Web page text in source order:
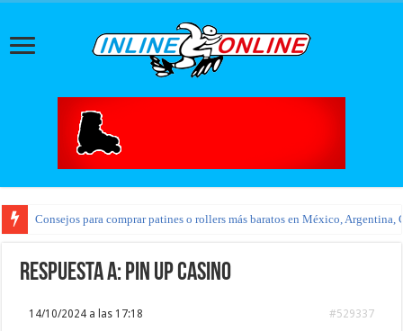
Consejos para comprar patines o rollers más baratos en México, Argentina,
Respuesta a: pin up casino
14/10/2024 a las 17:18 #529337